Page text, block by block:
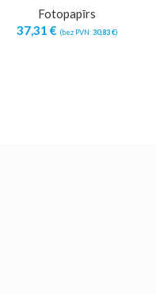
Fotopapīrs
37,31 € (bez PVN:30,83€)